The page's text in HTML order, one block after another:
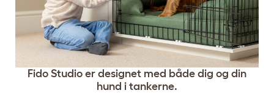
Fido Studio er designet med både dig og din
hund i tankerne.